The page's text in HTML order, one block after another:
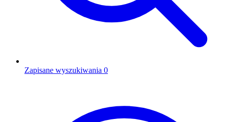
Zapisane wyszukiwania 0